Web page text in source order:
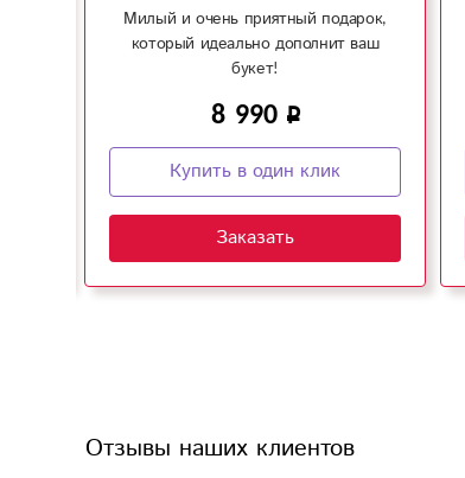
Милый и очень приятный подарок,
который идеально дополнит ваш
букет!
8 990
Купить в один клик
Заказать
Отзывы наших клиентов